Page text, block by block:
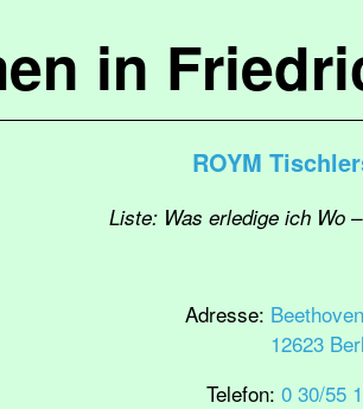
in
ROYM
Liste: Was erledige ich Wo
Adresse:
12623
Telefon: 0 30/55